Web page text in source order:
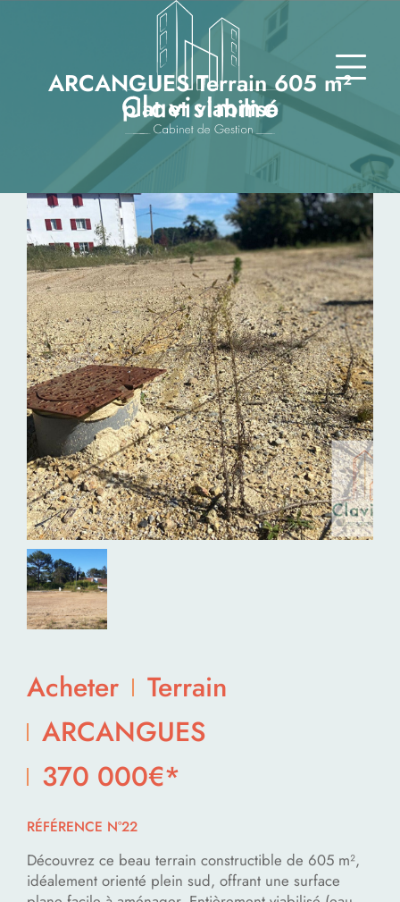
ARCANGUES Terrain 605 m²
plat et viabilisé
Acheter
Terrain
ARCANGUES
370 000€*
RÉFÉRENCE N°22
Découvrez ce beau terrain constructible de 605 m²,
idéalement orienté plein sud, offrant une surface